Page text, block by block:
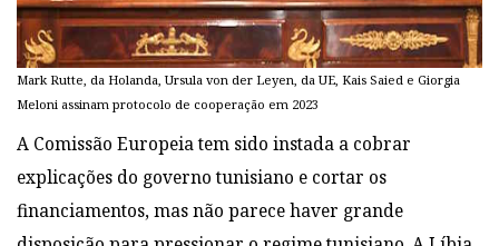
Mark Rutte, da Holanda, Ursula von der Leyen, da UE, Kais Saied e Giorgia
Meloni assinam protocolo de cooperação em 2023
A Comissão Europeia tem sido instada a cobrar
explicações do governo tunisiano e cortar os
financiamentos, mas não parece haver grande